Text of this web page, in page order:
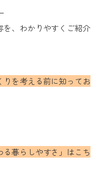
を、わかりやすくご紹介
を考える前に知ってお
暮らしやすさ」はこち